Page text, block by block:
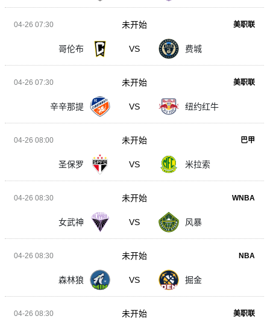
04-26 07:30 美职联
哥伦布 VS 费城
未开始
04-26 07:30 美职联
辛辛那提 VS 纽约红牛
未开始
04-26 08:00 巴甲
圣保罗 VS 米拉索
未开始
04-26 08:30 WNBA
女武神 VS 风暴
未开始
04-26 08:30 NBA
森林狼 VS 掘金
未开始
04-26 08:30 美职联
未开始